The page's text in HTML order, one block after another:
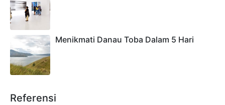
Menikmati Danau Toba Dalam 5 Hari
Referensi